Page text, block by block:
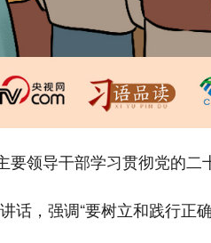
要领导干部学习贯彻党的
话，强调“要树立和践行